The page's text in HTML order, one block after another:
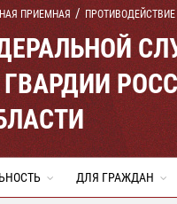
ПРИЕМНАЯ
ДЛЯ ГРАЖДАН